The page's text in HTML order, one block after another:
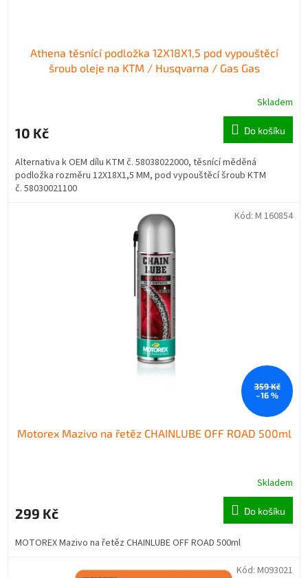
Athena těsnící podložka 12X18X1,5 pod vypouštěcí
šroub oleje na KTM / Husqvarna / Gas Gas
Skladem
10 Kč Do košíku
Alternativa k OEM dílu KTM č. 58038022000, těsnící měděná
podložka rozměru 12X18X1,5 MM, pod vypouštěcí šroub KTM
č. 58030021100
359 Kč
–16 %
Motorex Mazivo na řetěz CHAINLUBE OFF ROAD 500ml
Skladem
299 Kč Do košíku
MOTOREX Mazivo na řetěz CHAINLUBE OFF ROAD 500ml
Kód: M 160854
Kód: M093021